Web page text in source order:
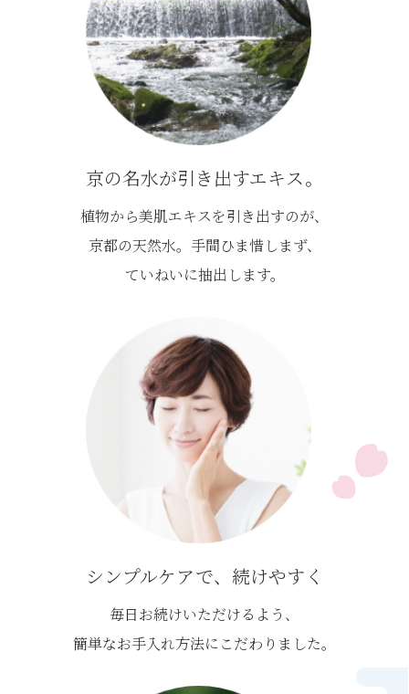
京の名水が引き出すエキス。
植物から美肌エキスを引き出すのが、
京都の天然水。 手間ひま惜しまず、
ていねいに抽出します。
シンプルケアで、続けやすく
毎日お続けいただけるよう、
簡単なお手入れ方法にこだわりました。